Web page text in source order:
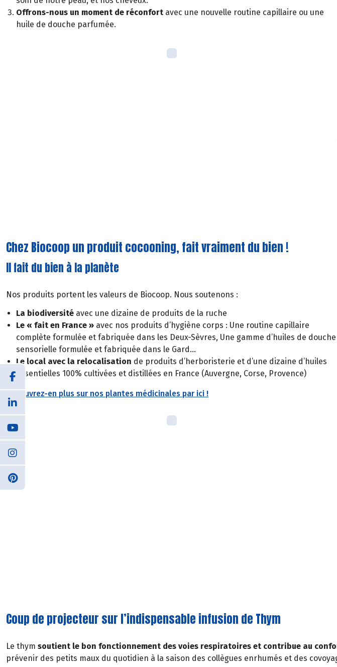
Offrons-nous un moment de réconfort avec une nouvelle routine capillaire ou une
huile de douche parfumée.
Chez Biocoop un produit cocooning, fait vraiment du bien !
Il fait du bien à la planète
Nos produits portent les valeurs de Biocoop. Nous soutenons :
La biodiversité avec une dizaine de produits de la ruche
Le « fait en France » avec nos produits d’hygiène corps : Une routine capillaire
complète formulée et fabriquée dans les Deux-Sèvres, Une gamme d’huiles de douche
sensorielle formulée et fabriquée dans le Gard…
Le local avec la relocalisation de produits d’herboristerie et d’une dizaine d’huiles
essentielles 100% cultivées et distillées en France (Auvergne, Corse, Provence)
Découvrez-en plus sur nos plantes médicinales par ici !
Coup de projecteur sur l’indispensable infusion de Thym
Le thym soutient le bon fonctionnement des voies respiratoires et contribue au
prévenir des petits maux du quotidien à la saison des collègues enrhumés et des